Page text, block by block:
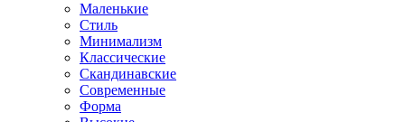
Маленькие
Стиль
Минимализм
Классические
Скандинавские
Современные
Форма